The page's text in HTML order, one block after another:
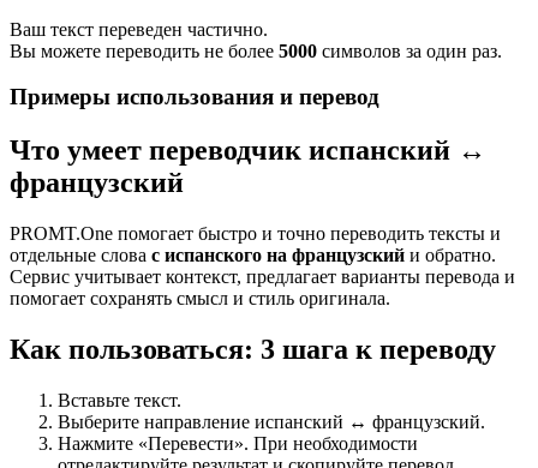
Ваш текст переведен частично.
Вы можете переводить не более 5000 символов за один раз.
Примеры использования и перевод
Что умеет переводчик испанский ↔
французский
PROMT.One помогает быстро и точно переводить тексты и
отдельные слова с испанского на французский и обратно.
Сервис учитывает контекст, предлагает варианты перевода и
помогает сохранять смысл и стиль оригинала.
Как пользоваться: 3 шага к переводу
Вставьте текст.
Выберите направление испанский ↔ французский.
Нажмите «Перевести». При необходимости